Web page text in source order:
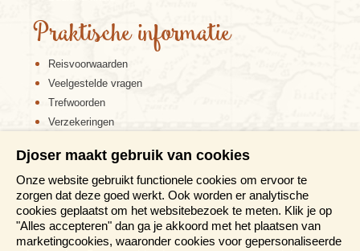
Xi’an is het voormalige centrum van cultuur,
economie en politiek van China, omdat het gelegen
was aan het einde van de zijderoute. De bekendste
bezienswaardigheid van de stad is het inmiddels
wereldberoemde Terracottaleger van de Gele Keizer
Qin Shihuang. De ruim 8000 terracotta figuren
werden pas in 1974 gevonden bij het graf van de
keizer en staan inmiddels op de Werelderfgoedlijst
Praktische informatie
Reisvoorwaarden
Veelgestelde vragen
Trefwoorden
Verzekeringen
Disclaimer
Cookiebeleid
Privacy verklaring
Reis en boek met Djoser zekerheid
Djoser maakt gebruik van cookies
Onze website gebruikt functionele cookies om ervoor te
zorgen dat deze goed werkt. Ook worden er analytische
cookies geplaatst om het websitebezoek te meten. Klik je op
"Alles accepteren" dan ga je akkoord met het plaatsen van
marketingcookies, waaronder cookies voor gepersonaliseerde